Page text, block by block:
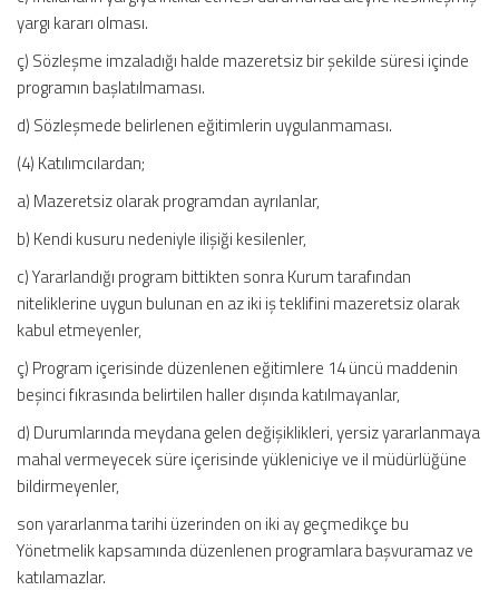
yargı kararı olması.
ç) Sözleşme imzaladığı halde mazeretsiz bir şekilde süresi içinde
programın başlatılmaması.
d) Sözleşmede belirlenen eğitimlerin uygulanmaması.
(4) Katılımcılardan;
a) Mazeretsiz olarak programdan ayrılanlar,
b) Kendi kusuru nedeniyle ilişiği kesilenler,
c) Yararlandığı program bittikten sonra Kurum tarafından
niteliklerine uygun bulunan en az iki iş teklifini mazeretsiz olarak
kabul etmeyenler,
ç) Program içerisinde düzenlenen eğitimlere 14 üncü maddenin
beşinci fıkrasında belirtilen haller dışında katılmayanlar,
d) Durumlarında meydana gelen değişiklikleri, yersiz yararlanmaya
mahal vermeyecek süre içerisinde yükleniciye ve il müdürlüğüne
bildirmeyenler,
son yararlanma tarihi üzerinden on iki ay geçmedikçe bu
Yönetmelik kapsamında düzenlenen programlara başvuramaz ve
katılamazlar.